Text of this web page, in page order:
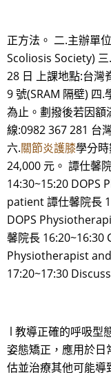
正方法。 二.主辦單
Scoliosis Society)
28 日 上課地點:台灣
9 號(SRAM 隔壁) 四
為止。劃撥後若因額
線:0982 367 281 台
六.關節炎護膝學分
24,000 元。 譚仕馨
14:30~15:20 DOPS
patient 譚仕馨院長
DOPS
馨院長 16:20~16:30
Physiotherapist
17:20~17:30
l 教導正確的呼吸型
姿態矯正，應用於日
估並治療其他可能導